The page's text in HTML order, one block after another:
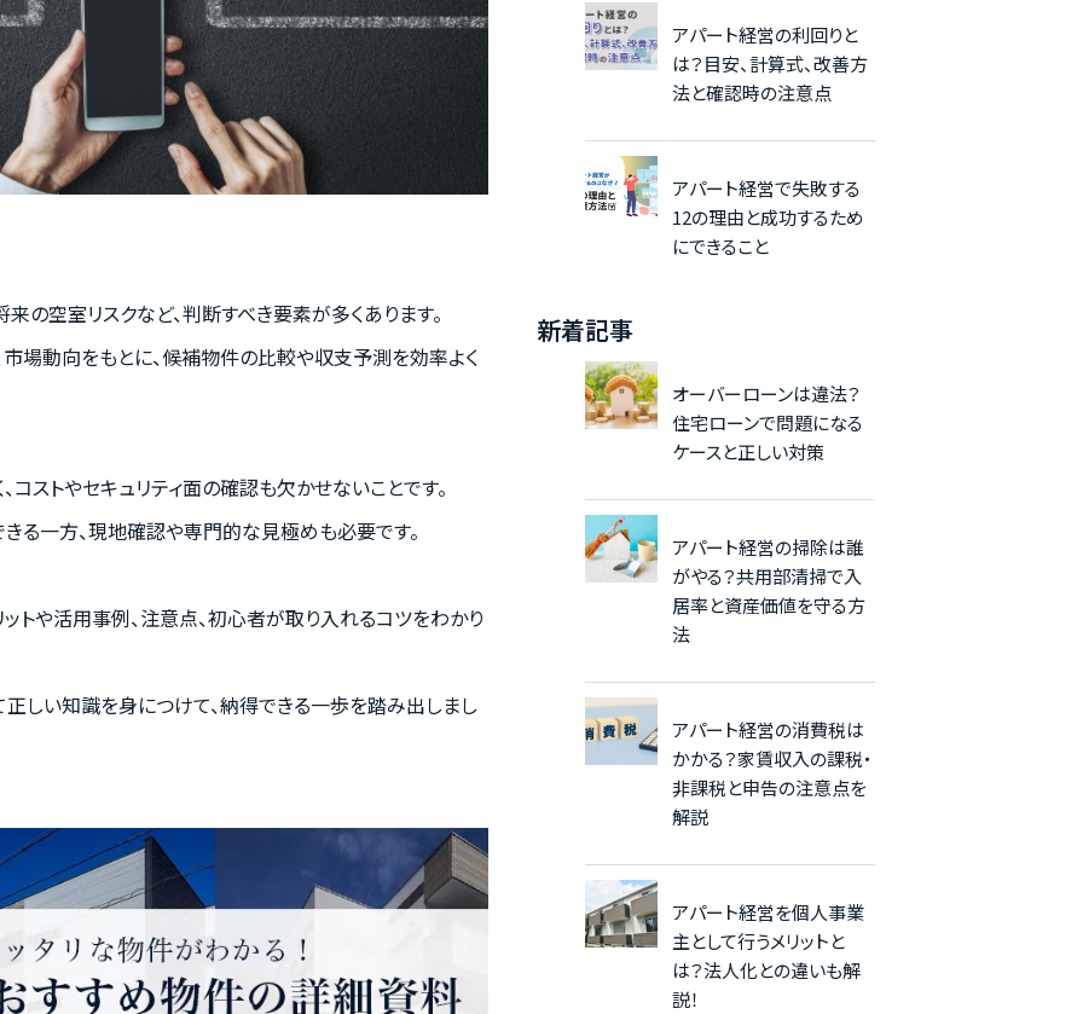
の空室リスクなど、判断すべき要素が多くあります。
場動向をもとに、候補物件の比較や収支予測を効率よく
ストやセキュリティ面の確認も欠かせないことです。
る一方、現地確認や専門的な見極めも必要です。
トや活用事例、注意点、初心者が取り入れるコツをわかり
しい知識を身につけて、納得できる一歩を踏み出しまし
アパート経営の利回りと
は？目安、計算式、改善方
法と確認時の注意点
アパート経営で失敗する
12の理由と成功するため
にできること
新着記事
オーバーローンは違法？
住宅ローンで問題になる
ケースと正しい対策
アパート経営の掃除は誰
がやる？共用部清掃で入
居率と資産価値を守る方
法
アパート経営の消費税は
かかる？家賃収入の課税・
非課税と申告の注意点を
解説
アパート経営を個人事業
主として行うメリットと
は？法人化との違いも解
説！